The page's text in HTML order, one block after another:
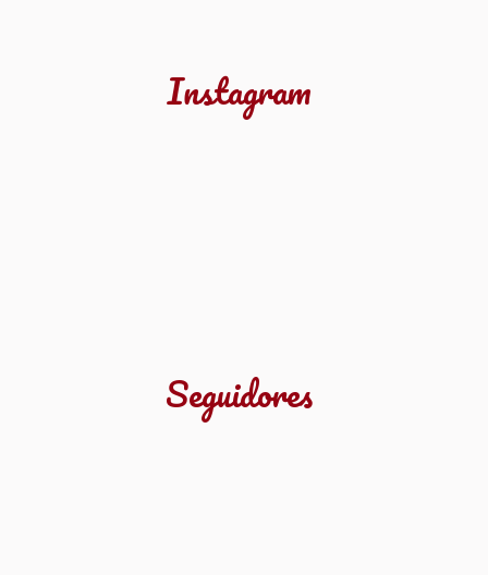
Instagram
Seguidores